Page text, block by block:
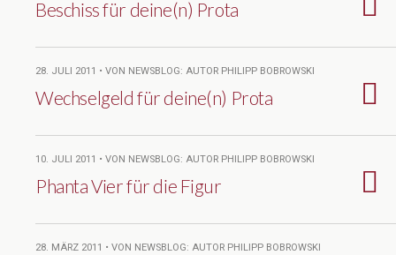
Beschiss für deine(n) Prota
28. JULI 2011 • VON NEWSBLOG: AUTOR PHILIPP BOBROWSKI
Wechselgeld für deine(n) Prota
10. JULI 2011 • VON NEWSBLOG: AUTOR PHILIPP BOBROWSKI
Phanta Vier für die Figur
28. MÄRZ 2011 • VON NEWSBLOG: AUTOR PHILIPP BOBROWSKI